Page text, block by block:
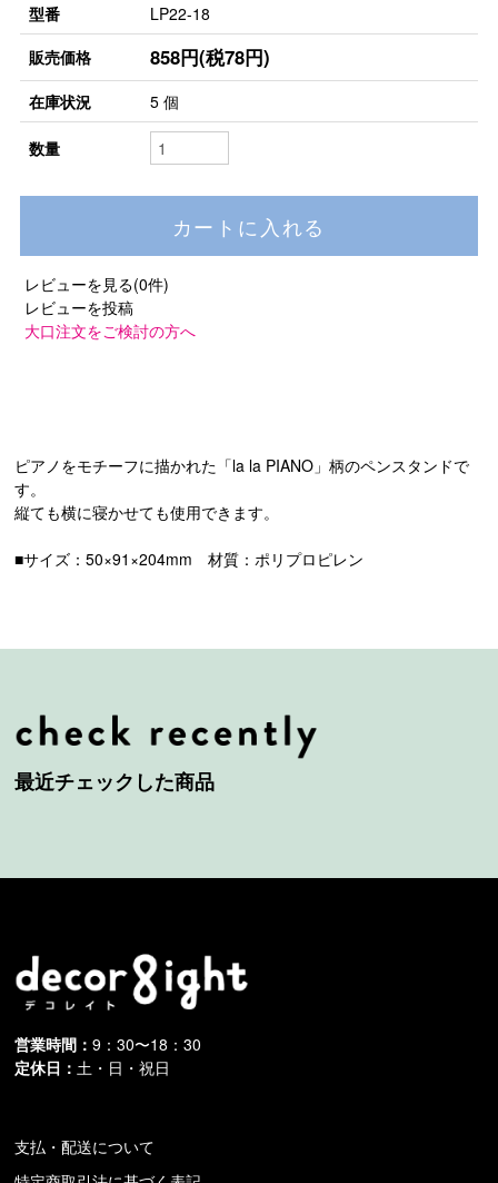
型番
LP22-18
販売価格
858円(税78円)
在庫状況 5 個
数量
レビューを見る(0件)
レビューを投稿
大口注文をご検討の方へ
ピアノをモチーフに描かれた「la la PIANO」柄のペンスタンドで
す。
縦ても横に寝かせても使用できます。
■サイズ：50×91×204mm 材質：ポリプロピレン
最近チェックした商品
営業時間：9：30〜18：30
定休日： 土・日・祝日
支払・配送について